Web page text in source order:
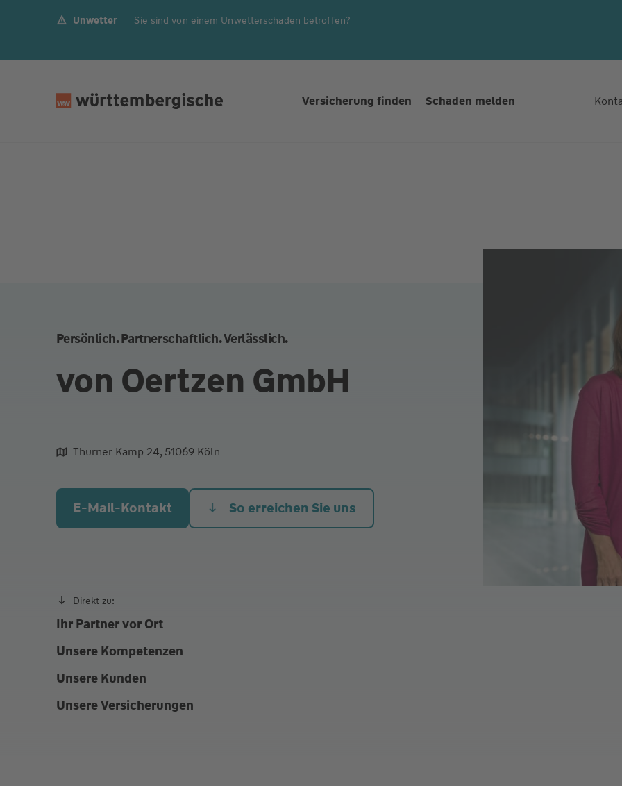
Unwetter Sie sind von einem Unwetterschaden betroffen?
Versicherung finden Schaden melden
Persönlich. Partnerschaftlich. Verlässlich.
von Oertzen GmbH
aliqua culpa cillum ullamco
Thurner Kamp 24, 51069 Köln
E-Mail-Kontakt So erreichen Sie uns
Direkt zu:
Ihr Partner vor Ort
Unsere Kompetenzen
Unsere Kunden
Unsere Versicherungen